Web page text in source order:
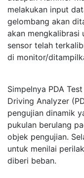
melakukan input
gelombang akan
akan mengkalibrasi
sensor telah
di monitor/
Simpelnya PDA
Driving Analyzer
pengujian dinamik
pukulan berulang
objek pengujian.
untuk menilai
diberi beban.